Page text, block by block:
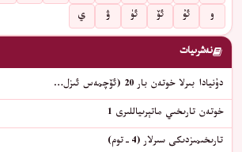
و
ئۇ ئۆ ئۈ ۋ ي
نەشرىيات
دۇنيادا بىرلا خوتەن بار 20 (ئۆچمەس ئىزل…
خوتەن تارىخىي ماتېرىياللىرى 1
تارىخىمىزدىكى سىرلار (4-توم)